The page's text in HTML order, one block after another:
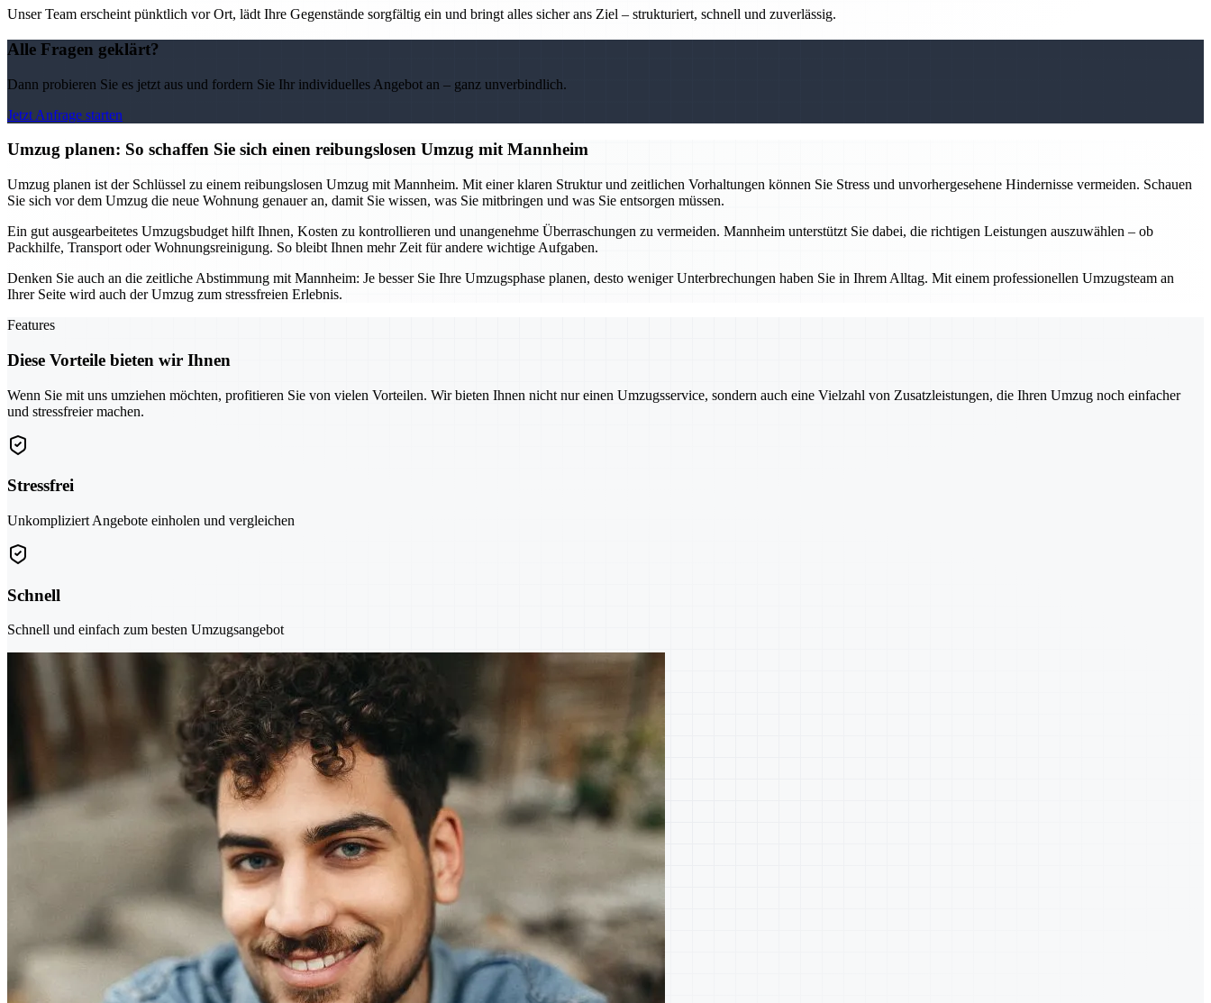
Unser Team erscheint pünktlich vor Ort, lädt Ihre Gegenstände sorgfältig ein und bringt alles sicher ans Ziel – strukturiert, schnell und zuverlässig.
Alle Fragen geklärt?
Dann probieren Sie es jetzt aus und fordern Sie Ihr individuelles Angebot an – ganz unverbindlich.
Jetzt Anfrage starten
Umzug planen: So schaffen Sie sich einen reibungslosen Umzug mit Mannheim
Umzug planen ist der Schlüssel zu einem reibungslosen Umzug mit Mannheim. Mit einer klaren Struktur und zeitlichen Vorhaltungen können Sie Stress und unvorhergesehene Hindernisse vermeiden. Schauen
Sie sich vor dem Umzug die neue Wohnung genauer an, damit Sie wissen, was Sie mitbringen und was Sie entsorgen müssen.
Ein gut ausgearbeitetes Umzugsbudget hilft Ihnen, Kosten zu kontrollieren und unangenehme Überraschungen zu vermeiden. Mannheim unterstützt Sie dabei, die richtigen Leistungen auszuwählen – ob
Packhilfe, Transport oder Wohnungsreinigung. So bleibt Ihnen mehr Zeit für andere wichtige Aufgaben.
Denken Sie auch an die zeitliche Abstimmung mit Mannheim: Je besser Sie Ihre Umzugsphase planen, desto weniger Unterbrechungen haben Sie in Ihrem Alltag. Mit einem professionellen Umzugsteam an
Ihrer Seite wird auch der Umzug zum stressfreien Erlebnis.
Features
Diese Vorteile bieten wir Ihnen
Wenn Sie mit uns umziehen möchten, profitieren Sie von vielen Vorteilen. Wir bieten Ihnen nicht nur einen Umzugsservice, sondern auch eine Vielzahl von Zusatzleistungen, die Ihren Umzug noch einfacher
und stressfreier machen.
Stressfrei
Unkompliziert Angebote einholen und vergleichen
Schnell
Schnell und einfach zum besten Umzugsangebot